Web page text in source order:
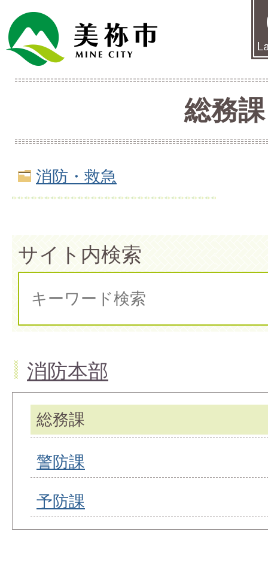
総務課
消防・救急
サイト内検索
消防本部
総務課
警防課
予防課